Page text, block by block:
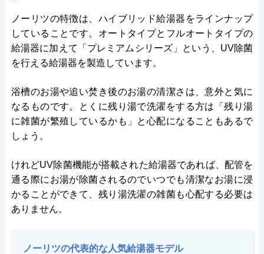
ノーリツの特徴は、ハイブリッド給湯器をラインナップ
していることです。オートタイプとフルオートタイプの
給湯器に加えて「プレミアムシリーズ」という、UV除菌
を行える給湯器を製造しています。
浴槽のお湯や追い焚き後のお湯の清潔さは、意外と気に
なるものです。とくに残り湯で洗濯をする方は「残り湯
に雑菌が繁殖しているかも」と心配になることもあるで
しょう。
けれどUV除菌機能が搭載された給湯器であれば、配管を
通る際にお湯が除菌されるのでいつでも清潔なお湯に浸
かることができて、残り湯洗濯の雑菌も心配する必要は
ありません。
ノーリツの代表的な人気給湯器モデル